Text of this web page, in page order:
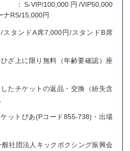
100,000円/VIP50,000
ナRS/15,000円
スタンドA席7,000円/スタンドB席
ざ上に限り無料（年齢要確認）座
たチケットの返品・交換（紛失含
ットぴあ(Pコード855-738)・出場
法人キックボクシング振興会